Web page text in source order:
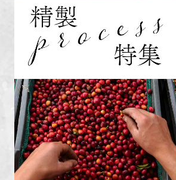
業務用 定期便
インドネシ
ア
ミャンマー ルワンダ